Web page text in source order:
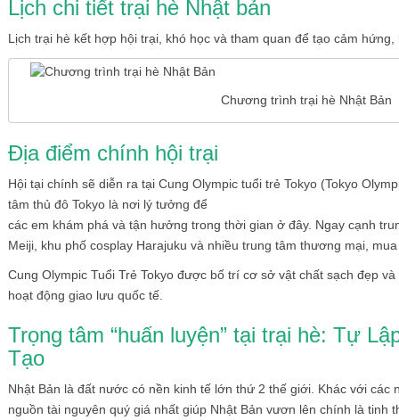
Lịch chi tiết trại hè Nhật bản
Lịch trại hè kết hợp hội trại, khó học và tham quan để tạo cảm
Chương trình trại hè Nhật Bản
Địa điểm chính hội trại
Hội tại chính sẽ diễn ra tại Cung Olympic tuổi trẻ Tokyo (Tokyo
tâm thủ đô Tokyo là nơi lý tưởng để
các em khám phá và tận hưởng trong thời gian ở đây. Ngay cạnh
Meiji, khu phố cosplay Harajuku và nhiều trung tâm thương mại,
Cung Olympic Tuổi Trẻ Tokyo được bố trí cơ sở vật chất sạch đẹp
hoạt động giao lưu quốc tế.
Trọng tâm “huấn luyện” tại trại hè: Tự
Tạo
Nhật Bản là đất nước có nền kinh tế lớn thứ 2 thế giới. Khác với các
nguồn tài nguyên quý giá nhất giúp Nhật Bản vươn lên chính là tinh